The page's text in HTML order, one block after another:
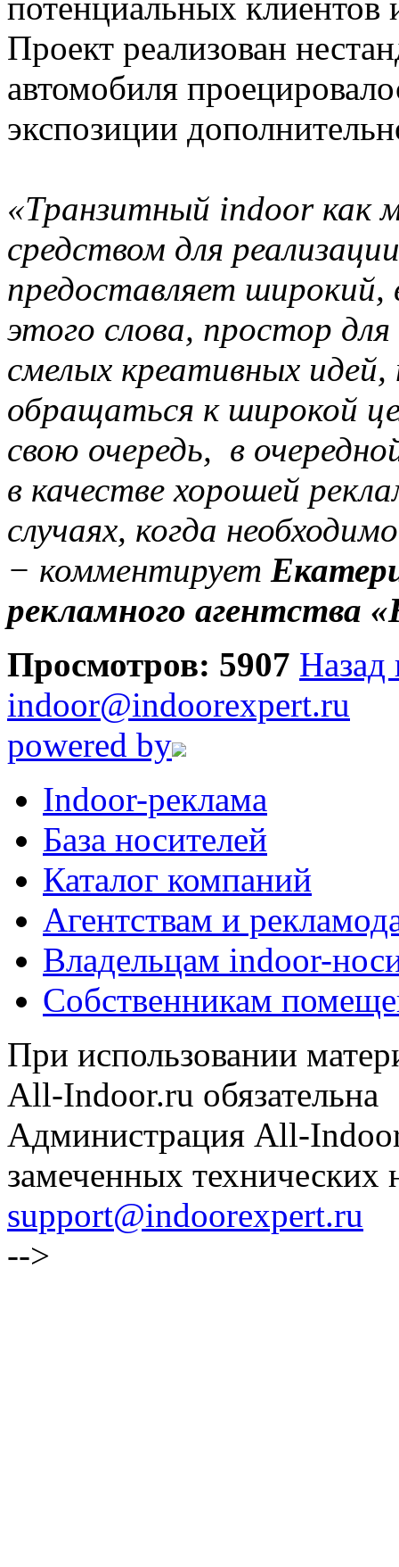
Проект реализован
автомобиля
экспозиции
«Транзитный indoor как
средством для
предоставляет широкий,
этого слова, простор
смелых креативных идей,
обращаться к широкой
свою очередь, в
в качестве хорошей
случаях, когда
− комментирует
рекламного агентства
Просмотров: 5907 Назад
indoor@indoorexpert.ru
powered by
Indoor-реклама
База носителей
Каталог компаний
Агентствам и
Владельцам indoor-
Собственникам
При использовании
All-Indoor.ru обязательна
Администрация All-
замеченных технических
support@indoorexpert.ru
-->